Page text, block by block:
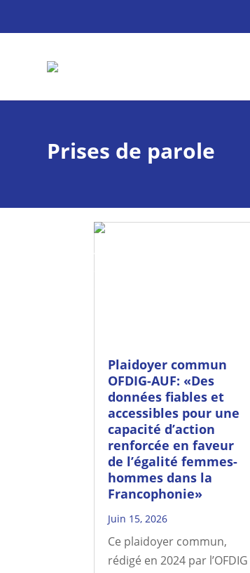
Prises de parole
Plaidoyer commun
OFDIG-AUF: «Des
données fiables et
accessibles pour une
capacité d’action
renforcée en faveur
de l’égalité femmes-
hommes dans la
Francophonie»
Juin 15, 2026
Ce plaidoyer commun,
rédigé en 2024 par l’OFDIG